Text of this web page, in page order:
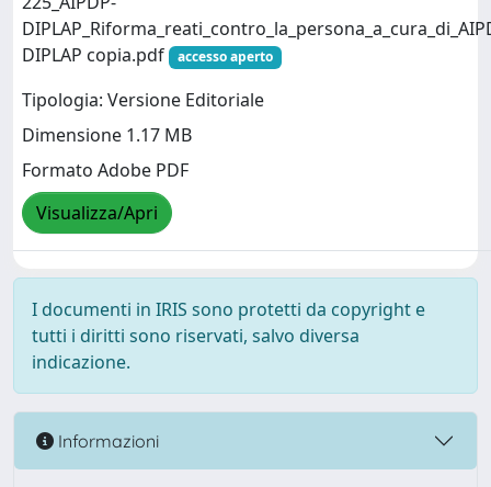
DIPLAP copia.pdf
accesso aperto
Tipologia: Versione Editoriale
Dimensione 1.17 MB
Formato Adobe PDF
Visualizza/Apri
I documenti in IRIS sono protetti da copyright e
tutti i diritti sono riservati, salvo diversa
indicazione.
Informazioni